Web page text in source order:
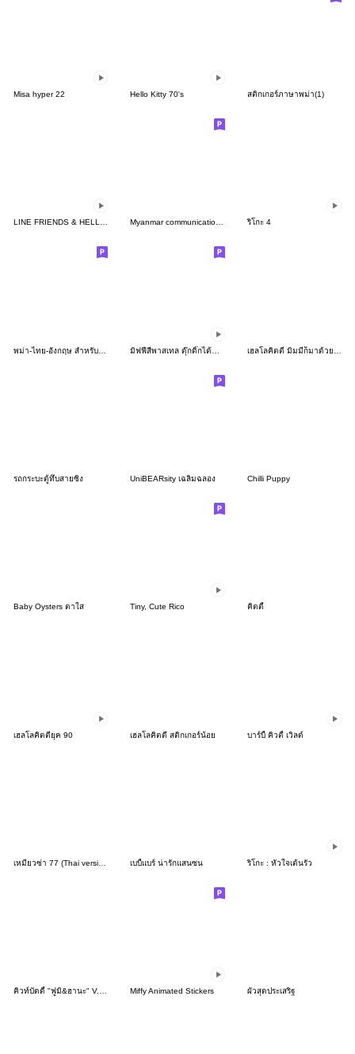
Misa hyper 22 Hello Kitty 70's สติกเกอร์ภาษาพม่า(1)
LINE FRIENDS & HELLO KITTY 2 Myanmar communication stamps ริโกะ 4
รถกระบะตู้ทึบสายซิ่ง UniBEARsity เฉลิมฉลอง Chilli Puppy
Baby Oysters ตาใส Tiny, Cute Rico คิตตี้
เฮลโลคิตตียุค 90 เฮลโลคิตตี สติกเกอร์น้อย บาร์บี้ คิวตี้ เวิลด์
เบบี้แบร์ น่ารักแสนซน ริโกะ : หัวใจเต้นรัว
คิวท์บัดดี้ "ฟูมิ&ฮานะ" V.5 - แชทน่ารัก Miffy Animated Stickers ผัวสุดประเสริฐ